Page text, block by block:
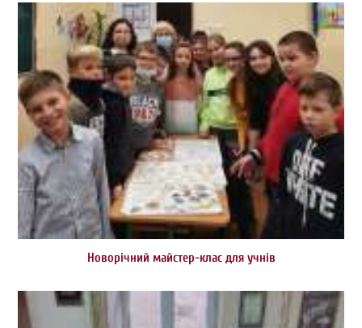
Новорічний майстер-клас для учнів